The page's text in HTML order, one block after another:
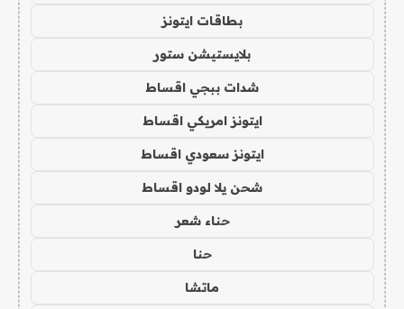
بطاقات ايتونز
بلايستيشن ستور
شدات ببجي اقساط
ايتونز امريكي اقساط
ايتونز سعودي اقساط
شحن يلا لودو اقساط
حناء شعر
حنا
ماتشا